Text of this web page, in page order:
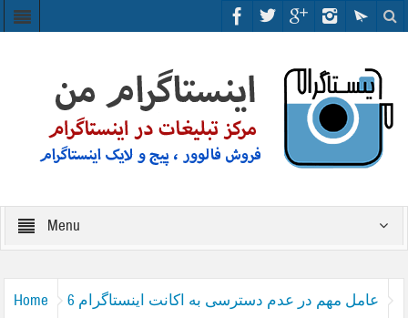
Menu
Home 6 عامل مهم در عدم دسترسی به اکانت اینستاگرام